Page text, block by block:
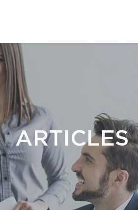
ARTICLES